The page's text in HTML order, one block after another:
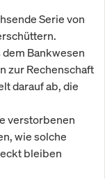
Serie von
Bankwesen
zur Rechenschaft
darauf ab, die
verstorbenen
wie solche
bleiben